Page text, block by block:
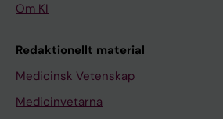
Om KI
Redaktionellt material
Medicinsk Vetenskap
Medicinvetarna